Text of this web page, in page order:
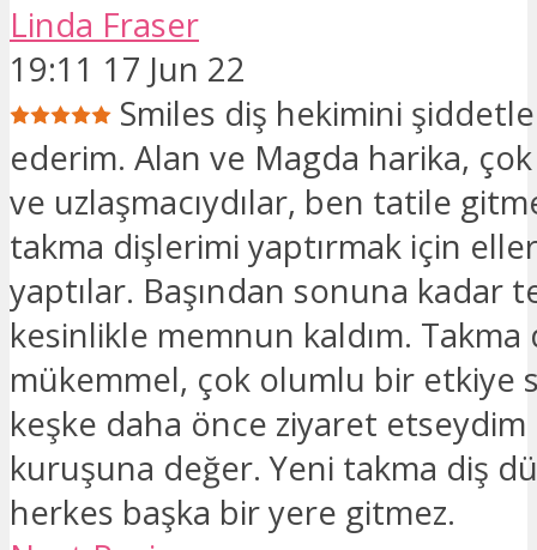
Linda Fraser
19:11 17 Jun 22
Smiles diş hekimini
ederim. Alan ve Magda harika, çok
ve uzlaşmacıydılar, ben tatile
takma dişlerimi yaptırmak için
yaptılar. Başından sonuna kadar
kesinlikle memnun kaldım. Takma
mükemmel, çok olumlu bir etkiye
keşke daha önce ziyaret
kuruşuna değer. Yeni takma diş
herkes başka bir yere gitmez.